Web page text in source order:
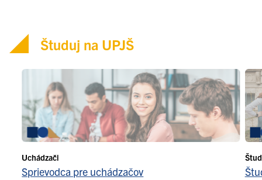
Študuj na UPJŠ
Uchádzači
Sprievodca pre uchádzačov